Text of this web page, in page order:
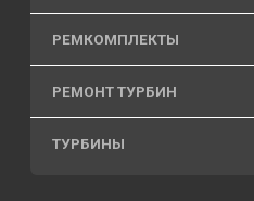
РЕМКОМПЛЕКТЫ
РЕМОНТ ТУРБИН
ТУРБИНЫ